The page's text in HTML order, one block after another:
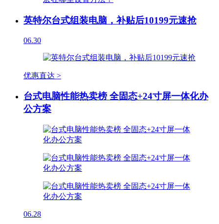
英特尔台式组装电脑，补贴后10199元速抢
06.30
优惠直达 >
台式电脑性能热卖榜 全固态+24寸屏一体化办
公方案
06.28